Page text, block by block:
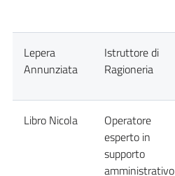
Lepera
Annunziata
Istruttore di
Ragioneria
Libro Nicola
Operatore
esperto in
supporto
amministrativo